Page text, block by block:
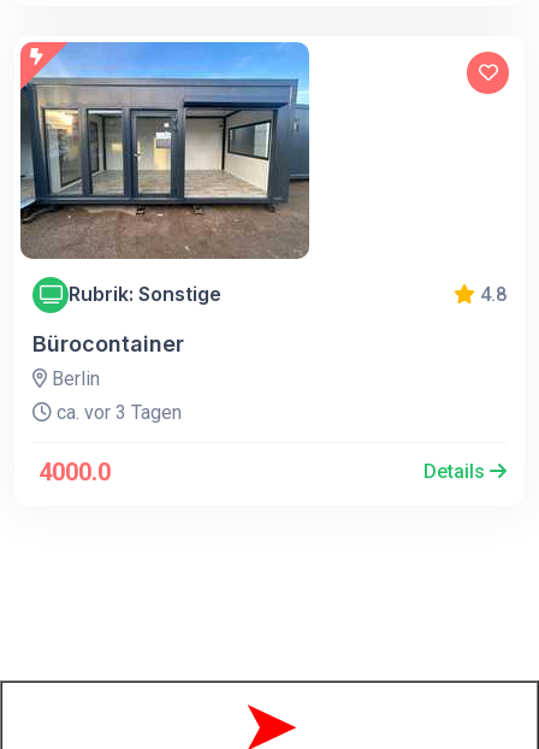
Rubrik: Sonstige 4.8
Bürocontainer
Berlin
ca. vor 3 Tagen
4000.0 Details